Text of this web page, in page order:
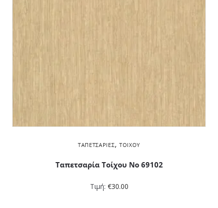
ΤΑΠΕΤΣΑΡΊΕΣ, ΤΟΊΧΟΥ
Ταπετσαρία Τοίχου No 69102
Τιμή: €30.00